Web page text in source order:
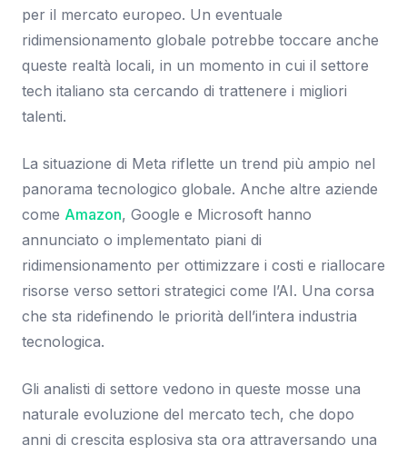
per il mercato europeo. Un eventuale
ridimensionamento globale potrebbe toccare anche
queste realtà locali, in un momento in cui il settore
tech italiano sta cercando di trattenere i migliori
talenti.
La situazione di Meta riflette un trend più ampio nel
panorama tecnologico globale. Anche altre aziende
come Amazon, Google e Microsoft hanno
annunciato o implementato piani di
ridimensionamento per ottimizzare i costi e riallocare
risorse verso settori strategici come l’AI. Una corsa
che sta ridefinendo le priorità dell’intera industria
tecnologica.
Gli analisti di settore vedono in queste mosse una
naturale evoluzione del mercato tech, che dopo
anni di crescita esplosiva sta ora attraversando una